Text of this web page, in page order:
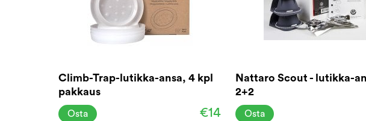
Climb-Trap-lutikka-ansa, 4 kpl
pakkaus
€14
Osta
Nattaro Scout - lutikka-
2+2
Osta